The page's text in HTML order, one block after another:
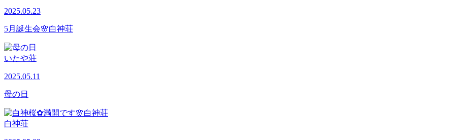
2025.05.23
5月誕生会🌸白神荘
いたや荘
2025.05.11
母の日
白神荘